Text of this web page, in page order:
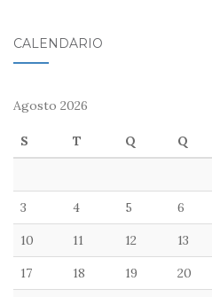
CALENDÁRIO
Agosto 2026
S T Q Q
3 4 5 6
10 11 12 13
17 18 19 20